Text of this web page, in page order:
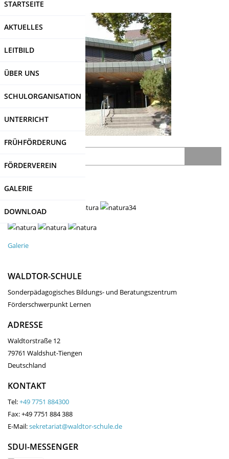
Direkt
Inhalt
STARTSEITE
AKTUELLES
LEITBILD
ÜBER UNS
SCHULORGANISATION
UNTERRICHT
FRÜHFÖRDERUNG
FÖRDERVEREIN
GALERIE
DOWNLOAD
Galerie
WALDTOR-SCHULE
Sonderpädagogisches Bildungs- und Beratungszentrum
Förderschwerpunkt Lernen
ADRESSE
Waldtorstraße 12
79761 Waldshut-Tiengen
Deutschland
KONTAKT
Tel:+49 7751 884300
Fax: +49 7751 884 388
E-Mail:sekretariat@waldtor-schule.de
SDUI-MESSENGER